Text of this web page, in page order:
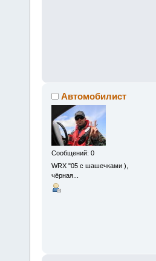
Автомобилист
Сообщений: 0
WRX "05 с шашечками ),
чёрная...